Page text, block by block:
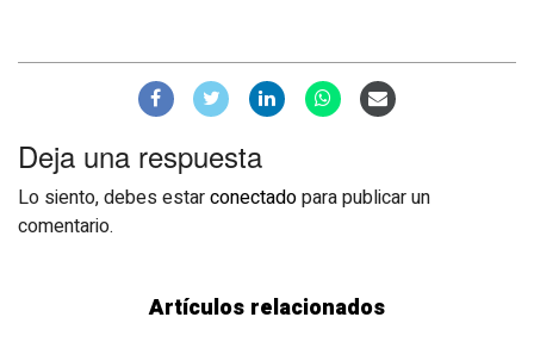
Deja una respuesta
Lo siento, debes estarconectadopara publicar un
comentario.
Artículos relacionados